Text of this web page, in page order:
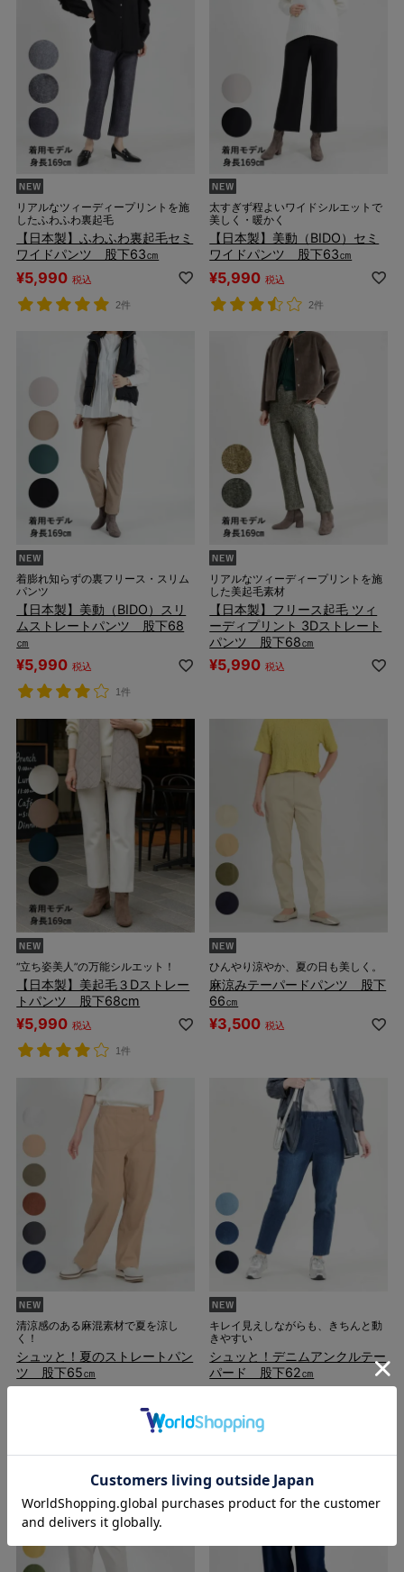
リアルなツィーディープリントを施
したふわふわ裏起毛
【日本製】ふわふわ裏起毛セミ
ワイドパンツ 股下63㎝
¥5,990 税込
2件
太すぎず程よいワイドシルエットで
美しく・暖かく
【日本製】美動（BIDO）セミ
ワイドパンツ 股下63㎝
¥5,990 税込
2件
着膨れ知らずの裏フリース・スリム
パンツ
【日本製】美動（BIDO）スリ
ムストレートパンツ 股下68
㎝
¥5,990 税込
1件
リアルなツィーディープリントを施
した美起毛素材
【日本製】フリース起毛 ツィ
ーディプリント 3Dストレート
パンツ 股下68㎝
¥5,990 税込
“立ち姿美人”の万能シルエット！
【日本製】美起毛３Dストレー
トパンツ 股下68cm
¥5,990 税込
1件
ひんやり涼やか、夏の日も美しく。
麻涼みテーパードパンツ 股下
66㎝
¥3,500 税込
清涼感のある麻混素材で夏を涼し
く！
シュッと！夏のストレートパン
ツ 股下65㎝
キレイ見えしながらも、きちんと動
きやすい
シュッと！デニムアンクルテー
パード 股下62㎝